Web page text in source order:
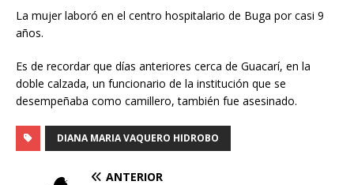
La mujer laboró en el centro hospitalario de Buga por casi 9
años.
Es de recordar que días anteriores cerca de Guacarí, en la
doble calzada, un funcionario de la institución que se
desempeñaba como camillero, también fue asesinado.
DIANA MARIA VAQUERO HIDROBO
ANTERIOR